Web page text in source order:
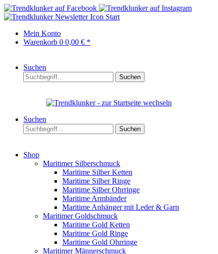
Start
Mein Konto
Warenkorb 0 0,00 € *
Suchen
Suchen
Suchen
Suchen
Shop
Maritimer Silberschmuck
Maritime Silber Ketten
Maritime Silber Ringe
Maritime Silber Ohrringe
Maritime Armbänder
Maritime Anhänger mit Leder & Garn
Maritimer Goldschmuck
Maritime Gold Ketten
Maritime Gold Ringe
Maritime Gold Ohrringe
Maritimer Männerschmuck